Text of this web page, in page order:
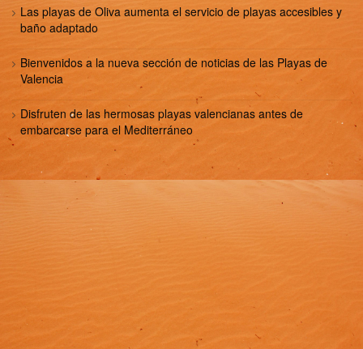
Las playas de Oliva aumenta el servicio de playas accesibles y
baño adaptado
Bienvenidos a la nueva sección de noticias de las Playas de
Valencia
Disfruten de las hermosas playas valencianas antes de
embarcarse para el Mediterráneo